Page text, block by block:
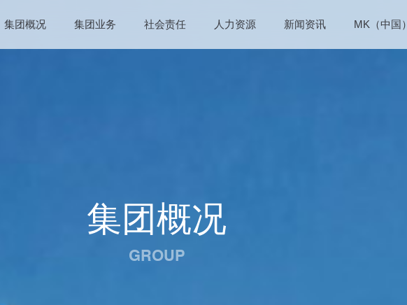
集团概况 集团业务 社会责任 人力资源 新闻资讯 MK（中国）
集团概况
GROUP